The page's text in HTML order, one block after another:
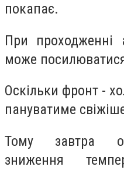
покапає.
При проходженні
може
Оскільки фронт -
пануватиме
Тому завтра
зниження